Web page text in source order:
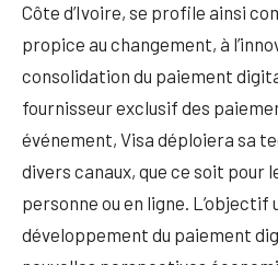
Côte d’Ivoire, se profile ainsi
propice au changement, à
consolidation du paiement
fournisseur exclusif des
événement, Visa déploiera sa
divers canaux, que ce soit pour
personne ou en ligne.
développement du paiement